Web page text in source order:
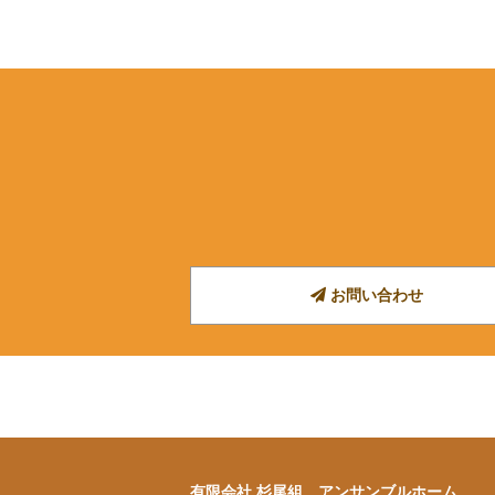
お問い合わせ
有限会社 杉尾組 アンサンブルホーム